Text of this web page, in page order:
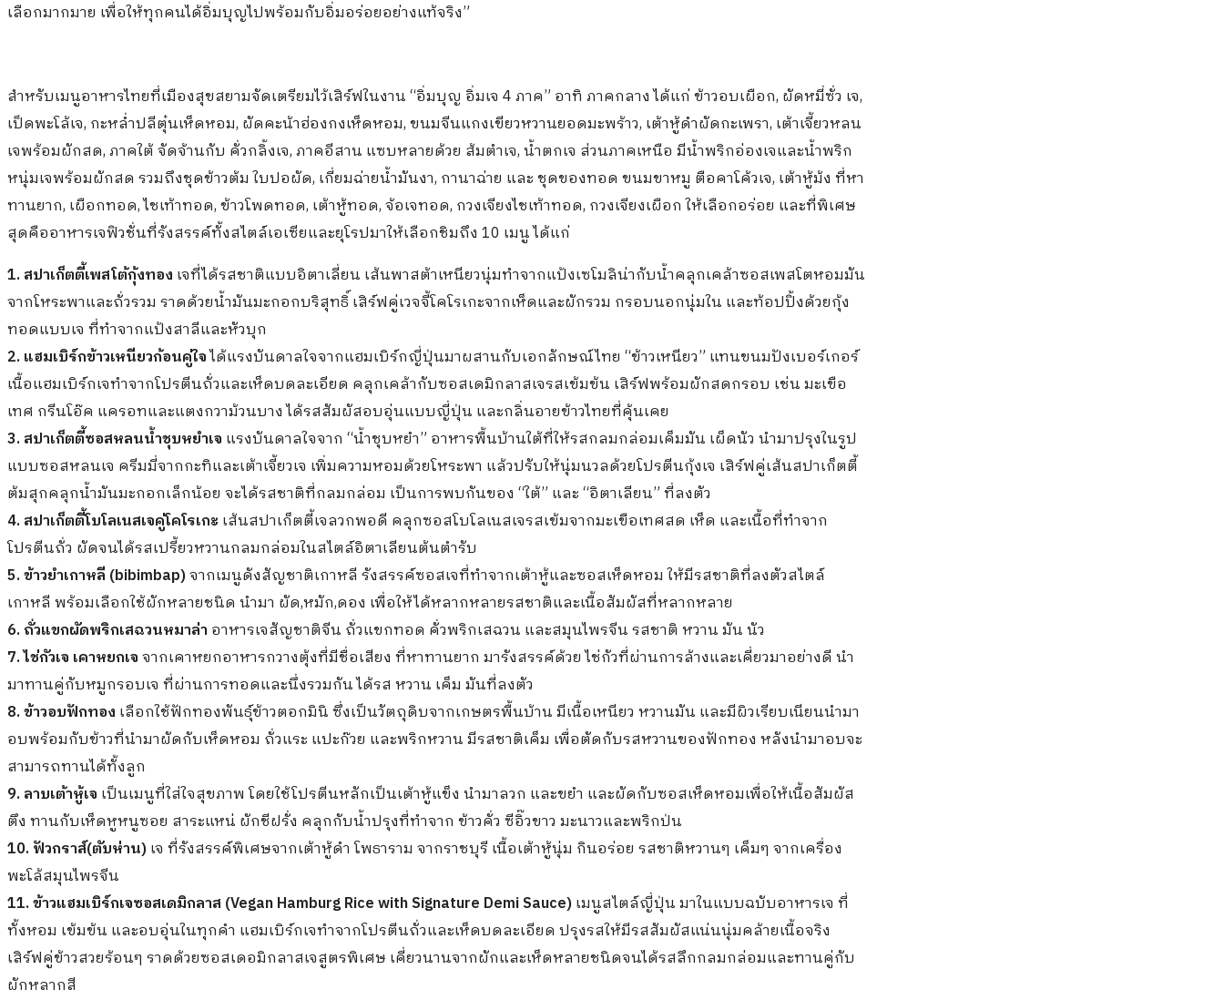
เลือกมากมาย เพื่อให้ทุกคนได้อิ่มบุญไปพร้อมกับอิ่มอร่อยอย่างแท้จริง”
สำหรับเมนูอาหารไทยที่เมืองสุขสยามจัดเตรียมไว้เสิร์ฟในงาน “อิ่มบุญ อิ่มเจ 4 ภาค” อาทิ ภาคกลาง ได้แก่ ข้าวอบเผือก, ผัดหมี่ซั่ว เจ,
เป็ดพะโล้เจ, กะหล่ำปลีตุ๋นเห็ดหอม, ผัดคะน้าฮ่องกงเห็ดหอม, ขนมจีนแกงเขียวหวานยอดมะพร้าว, เต้าหู้ดำผัดกะเพรา, เต้าเจี้ยวหลน
เจพร้อมผักสด, ภาคใต้ จัดจ้านกับ คั่วกลิ้งเจ, ภาคอีสาน แซบหลายด้วย ส้มตำเจ, น้ำตกเจ ส่วนภาคเหนือ มีน้ำพริกอ่องเจและน้ำพริก
หนุ่มเจพร้อมผักสด รวมถึงชุดข้าวต้ม ใบปอผัด, เกี่ยมฉ่ายน้ำมันงา, กานาฉ่าย และ ชุดของทอด ขนมขาหมู ตือคาโค้วเจ, เต้าหู้ม้ง ที่หา
ทานยาก, เผือกทอด, ไชเท้าทอด, ข้าวโพดทอด, เต้าหู้ทอด, จ้อเจทอด, กวงเจียงไชเท้าทอด, กวงเจียงเผือก ให้เลือกอร่อย และที่พิเศษ
สุดคืออาหารเจฟิวชั่นที่รังสรรค์ทั้งสไตล์เอเซียและยุโรปมาให้เลือกชิมถึง 10 เมนู ได้แก่
1. สปาเก็ตตี้เพสโต้กุ้งทอง เจที่ได้รสชาติแบบอิตาเลี่ยน เส้นพาสต้าเหนียวนุ่มทำจากแป้งเซโมลิน่ากับน้ำคลุกเคล้าซอสเพสโตหอมมัน
จากโหระพาและถั่วรวม ราดด้วยน้ำมันมะกอกบริสุทธิ์ เสิร์ฟคู่เวจจี้โคโรเกะจากเห็ดและผักรวม กรอบนอกนุ่มใน และท้อปปิ้งด้วยกุ้ง
ทอดแบบเจ ที่ทำจากแป้งสาลีและหัวบุก
2. แฮมเบิร์กข้าวเหนียวก้อนคู่ใจได้แรงบันดาลใจจากแฮมเบิร์กญี่ปุ่นมาผสานกับเอกลักษณ์ไทย “ข้าวเหนียว” แทนขนมปังเบอร์เกอร์
เนื้อแฮมเบิร์กเจทำจากโปรตีนถั่วและเห็ดบดละเอียด คลุกเคล้ากับซอสเดมิกลาสเจรสเข้มข้น เสิร์ฟพร้อมผักสดกรอบ เช่น มะเขือ
เทศ กรีนโอ๊ค แครอทและแตงกวาม้วนบาง ได้รสสัมผัสอบอุ่นแบบญี่ปุ่น และกลิ่นอายข้าวไทยที่คุ้นเคย
3. สปาเก็ตตี้ซอสหลนน้ำชุบหยำเจ แรงบันดาลใจจาก “น้ำชุบหยำ” อาหารพื้นบ้านใต้ที่ให้รสกลมกล่อมเค็มมัน เผ็ดนัว นำมาปรุงในรูป
แบบซอสหลนเจ ครีมมี่จากกะทิและเต้าเจี้ยวเจ เพิ่มความหอมด้วยโหระพา แล้วปรับให้นุ่มนวลด้วยโปรตีนกุ้งเจ เสิร์ฟคู่เส้นสปาเก็ตตี้
ต้มสุกคลุกน้ำมันมะกอกเล็กน้อย จะได้รสชาติที่กลมกล่อม เป็นการพบกันของ “ใต้” และ “อิตาเลียน” ที่ลงตัว
4. สปาเก็ตตี้โบโลเนสเจคู่โคโรเกะ เส้นสปาเก็ตตี้เจลวกพอดี คลุกซอสโบโลเนสเจรสเข้มจากมะเขือเทศสด เห็ด และเนื้อที่ทำจาก
โปรตีนถั่ว ผัดจนได้รสเปรี้ยวหวานกลมกล่อมในสไตล์อิตาเลียนต้นตำรับ
5. ข้าวยำเกาหลี (bibimbap)จากเมนูดังสัญชาติเกาหลี รังสรรค์ซอสเจที่ทำจากเต้าหู้และซอสเห็ดหอม ให้มีรสชาติที่ลงตัวสไตล์
เกาหลี พร้อมเลือกใช้ผักหลายชนิด นำมา ผัด,หมัก,ดอง เพื่อให้ได้หลากหลายรสชาติและเนื้อสัมผัสที่หลากหลาย
6. ถั่วแขกผัดพริกเสฉวนหมาล่า อาหารเจสัญชาติจีน ถั่วแขกทอด คั่วพริกเสฉวน และสมุนไพรจีน รสชาติ หวาน มัน นัว
7. ไช่กัวเจ เคาหยกเจจากเคาหยกอาหารกวางตุ้งที่มีชื่อเสียง ที่หาทานยาก มารังสรรค์ด้วย ไช่กัวที่ผ่านการล้างและเคี่ยวมาอย่างดี นำ
มาทานคู่กับหมูกรอบเจ ที่ผ่านการทอดและนึ่งรวมกัน ได้รส หวาน เค็ม มันที่ลงตัว
8. ข้าวอบฟักทอง เลือกใช้ฟักทองพันธุ์ข้าวตอกมินิ ซึ่งเป็นวัตถุดิบจากเกษตรพื้นบ้าน มีเนื้อเหนียว หวานมัน และมีผิวเรียบเนียนนำมา
อบพร้อมกับข้าวที่นำมาผัดกับเห็ดหอม ถั่วแระ แปะก๊วย และพริกหวาน มีรสชาติเค็ม เพื่อตัดกับรสหวานของฟักทอง หลังนำมาอบจะ
สามารถทานได้ทั้งลูก
9. ลาบเต้าหู้เจ เป็นเมนูที่ใส่ใจสุขภาพ โดยใช้โปรตีนหลักเป็นเต้าหู้แข็ง นำมาลวก และขยำ และผัดกับซอสเห็ดหอมเพื่อให้เนื้อสัมผัส
ตึง ทานกับเห็ดหูหนูซอย สาระแหน่ ผักชีฝรั่ง คลุกกับน้ำปรุงที่ทำจาก ข้าวคั่ว ซีอิ๊วขาว มะนาวและพริกป่น
10. ฟัวกราส์(ตับห่าน)เจ ที่รังสรรค์พิเศษจากเต้าหู้ดำ โพธาราม จากราชบุรี เนื้อเต้าหู้นุ่ม กินอร่อย รสชาติหวานๆ เค็มๆ จากเครื่อง
พะโล้สมุนไพรจีน
11. ข้าวแฮมเบิร์กเจซอสเดมิกลาส (Vegan Hamburg Rice with Signature Demi Sauce)เมนูสไตล์ญี่ปุ่น มาในแบบฉบับอาหารเจ ที่
ทั้งหอม เข้มข้น และอบอุ่นในทุกคำ แฮมเบิร์กเจทำจากโปรตีนถั่วและเห็ดบดละเอียด ปรุงรสให้มีรสสัมผัสแน่นนุ่มคล้ายเนื้อจริง
เสิร์ฟคู่ข้าวสวยร้อนๆ ราดด้วยซอสเดอมิกลาสเจสูตรพิเศษ เคี่ยวนานจากผักและเห็ดหลายชนิดจนได้รสลึกกลมกล่อมและทานคู่กับ
ผักหลากสี